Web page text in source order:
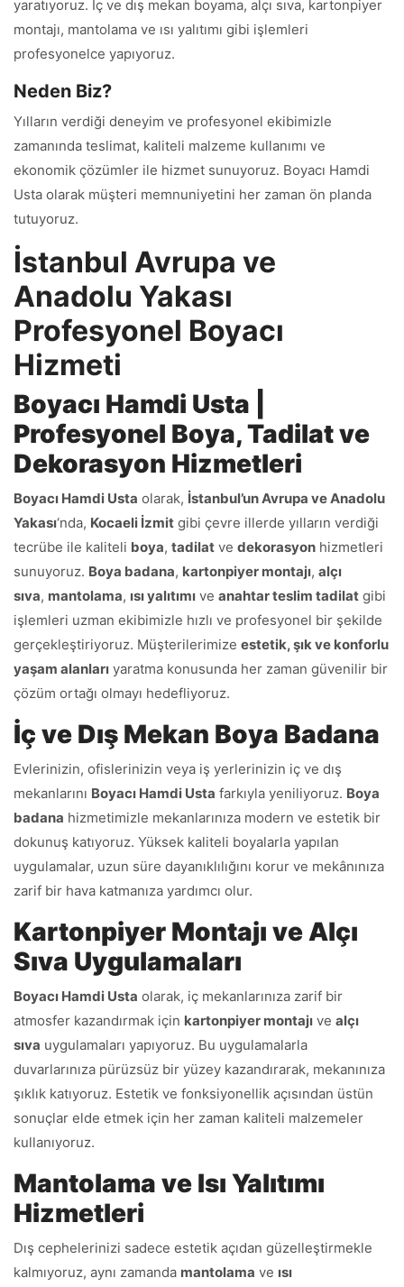
yaratıyoruz. İç ve dış mekan boyama, alçı sıva, kartonpiyer
montajı, mantolama ve ısı yalıtımı gibi işlemleri
profesyonelce yapıyoruz.
Neden Biz?
Yılların verdiği deneyim ve profesyonel ekibimizle
zamanında teslimat, kaliteli malzeme kullanımı ve
ekonomik çözümler ile hizmet sunuyoruz. Boyacı Hamdi
Usta olarak müşteri memnuniyetini her zaman ön planda
tutuyoruz.
İstanbul Avrupa ve
Anadolu Yakası
Profesyonel Boyacı
Hizmeti
Boyacı Hamdi Usta |
Profesyonel Boya, Tadilat ve
Dekorasyon Hizmetleri
Boyacı Hamdi Usta olarak, İstanbul’un Avrupa ve Anadolu
Yakası‘nda, Kocaeli İzmit gibi çevre illerde yılların verdiği
tecrübe ile kaliteli boya, tadilat ve dekorasyon hizmetleri
sunuyoruz. Boya badana, kartonpiyer montajı, alçı
sıva, mantolama, ısı yalıtımı ve anahtar teslim tadilat gibi
işlemleri uzman ekibimizle hızlı ve profesyonel bir şekilde
gerçekleştiriyoruz. Müşterilerimize estetik, şık ve konforlu
yaşam alanları yaratma konusunda her zaman güvenilir bir
çözüm ortağı olmayı hedefliyoruz.
İç ve Dış Mekan Boya Badana
Evlerinizin, ofislerinizin veya iş yerlerinizin iç ve dış
mekanlarını Boyacı Hamdi Usta farkıyla yeniliyoruz. Boya
badana hizmetimizle mekanlarınıza modern ve estetik bir
dokunuş katıyoruz. Yüksek kaliteli boyalarla yapılan
uygulamalar, uzun süre dayanıklılığını korur ve mekânınıza
zarif bir hava katmanıza yardımcı olur.
Kartonpiyer Montajı ve Alçı
Sıva Uygulamaları
Boyacı Hamdi Usta olarak, iç mekanlarınıza zarif bir
atmosfer kazandırmak için kartonpiyer montajı ve alçı
sıva uygulamaları yapıyoruz. Bu uygulamalarla
duvarlarınıza pürüzsüz bir yüzey kazandırarak, mekanınıza
şıklık katıyoruz. Estetik ve fonksiyonellik açısından üstün
sonuçlar elde etmek için her zaman kaliteli malzemeler
kullanıyoruz.
Mantolama ve Isı Yalıtımı
Hizmetleri
Dış cephelerinizi sadece estetik açıdan güzelleştirmekle
kalmıyoruz, aynı zamanda mantolama ve ısı